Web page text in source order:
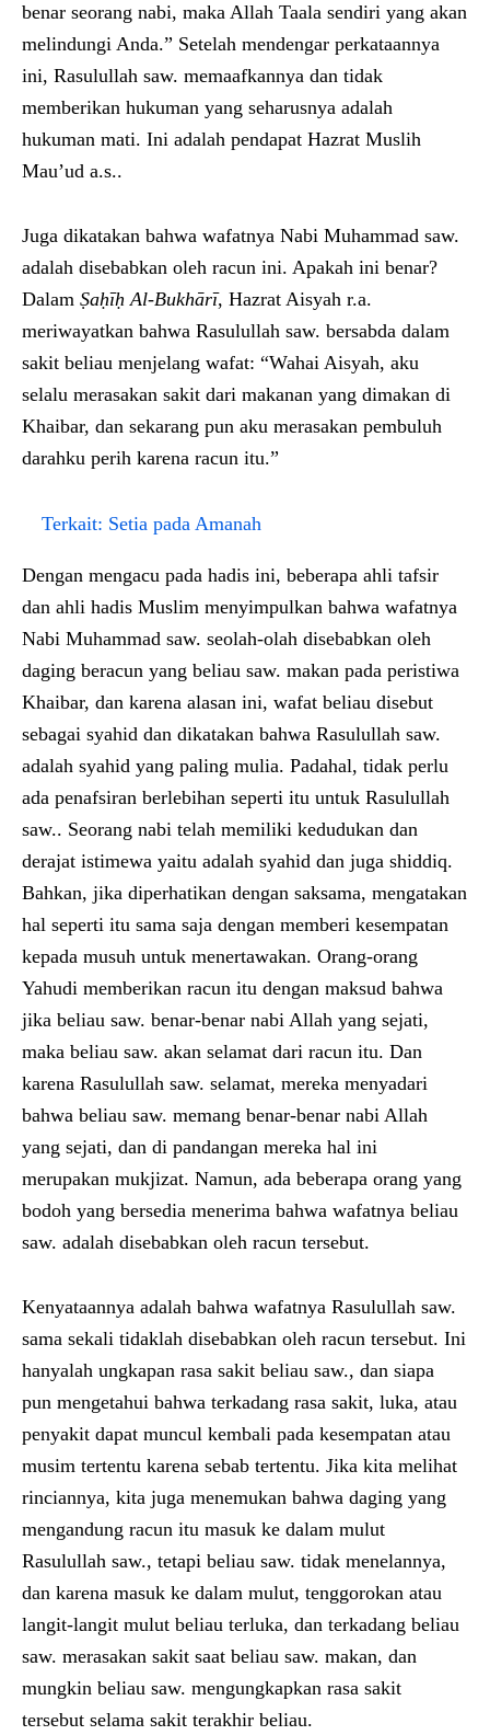
benar seorang nabi, maka Allah Taala sendiri yang akan
melindungi Anda.” Setelah mendengar perkataannya
ini, Rasulullah saw. memaafkannya dan tidak
memberikan hukuman yang seharusnya adalah
hukuman mati. Ini adalah pendapat Hazrat Muslih
Mau’ud a.s..
Juga dikatakan bahwa wafatnya Nabi Muhammad saw.
adalah disebabkan oleh racun ini. Apakah ini benar?
Dalam Ṣaḥīḥ Al-Bukhārī, Hazrat Aisyah r.a.
meriwayatkan bahwa Rasulullah saw. bersabda dalam
sakit beliau menjelang wafat: “Wahai Aisyah, aku
selalu merasakan sakit dari makanan yang dimakan di
Khaibar, dan sekarang pun aku merasakan pembuluh
darahku perih karena racun itu.”
Terkait: Setia pada Amanah
Dengan mengacu pada hadis ini, beberapa ahli tafsir
dan ahli hadis Muslim menyimpulkan bahwa wafatnya
Nabi Muhammad saw. seolah-olah disebabkan oleh
daging beracun yang beliau saw. makan pada peristiwa
Khaibar, dan karena alasan ini, wafat beliau disebut
sebagai syahid dan dikatakan bahwa Rasulullah saw.
adalah syahid yang paling mulia. Padahal, tidak perlu
ada penafsiran berlebihan seperti itu untuk Rasulullah
saw.. Seorang nabi telah memiliki kedudukan dan
derajat istimewa yaitu adalah syahid dan juga shiddiq.
Bahkan, jika diperhatikan dengan saksama, mengatakan
hal seperti itu sama saja dengan memberi kesempatan
kepada musuh untuk menertawakan. Orang-orang
Yahudi memberikan racun itu dengan maksud bahwa
jika beliau saw. benar-benar nabi Allah yang sejati,
maka beliau saw. akan selamat dari racun itu. Dan
karena Rasulullah saw. selamat, mereka menyadari
bahwa beliau saw. memang benar-benar nabi Allah
yang sejati, dan di pandangan mereka hal ini
merupakan mukjizat. Namun, ada beberapa orang yang
bodoh yang bersedia menerima bahwa wafatnya beliau
saw. adalah disebabkan oleh racun tersebut.
Kenyataannya adalah bahwa wafatnya Rasulullah saw.
sama sekali tidaklah disebabkan oleh racun tersebut. Ini
hanyalah ungkapan rasa sakit beliau saw., dan siapa
pun mengetahui bahwa terkadang rasa sakit, luka, atau
penyakit dapat muncul kembali pada kesempatan atau
musim tertentu karena sebab tertentu. Jika kita melihat
rinciannya, kita juga menemukan bahwa daging yang
mengandung racun itu masuk ke dalam mulut
Rasulullah saw., tetapi beliau saw. tidak menelannya,
dan karena masuk ke dalam mulut, tenggorokan atau
langit-langit mulut beliau terluka, dan terkadang beliau
saw. merasakan sakit saat beliau saw. makan, dan
mungkin beliau saw. mengungkapkan rasa sakit
tersebut selama sakit terakhir beliau.